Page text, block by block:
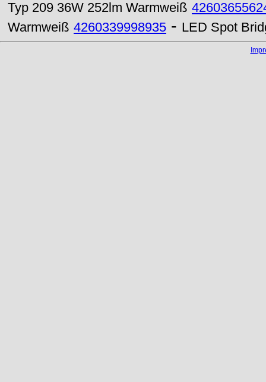
Typ 209 36W 252lm Warmweiß
Warmweiß 4260339998935 - LED Spot